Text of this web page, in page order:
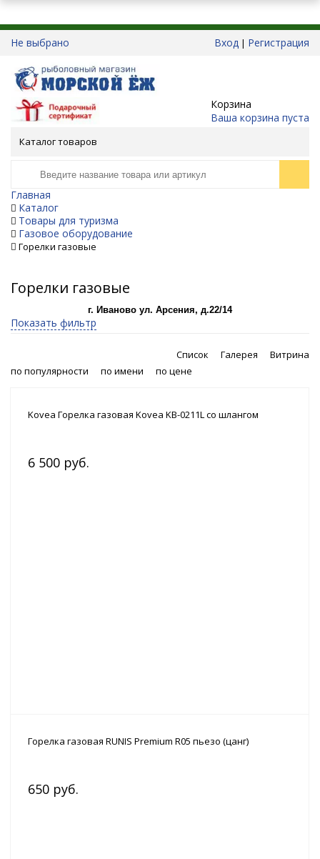
Не выбрано Вход | Регистрация
Корзина
Ваша корзина пуста
Каталог товаров
Главная
Каталог
Товары для туризма
Газовое оборудование
Горелки газовые
Горелки газовые
г. Иваново ул. Арсения, д.22/14
Показать фильтр
Список Галерея
Витрина
по популярности
по имени по цене
Kovea Горелка газовая Kovea KB-0211L со шлангом
6 500 руб.
Горелка газовая RUNIS Premium R05 пьезо (цанг)
650 руб.